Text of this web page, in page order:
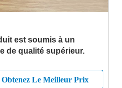
est soumis à un
de qualité supérieur.
Obtenez Le Meilleur Prix